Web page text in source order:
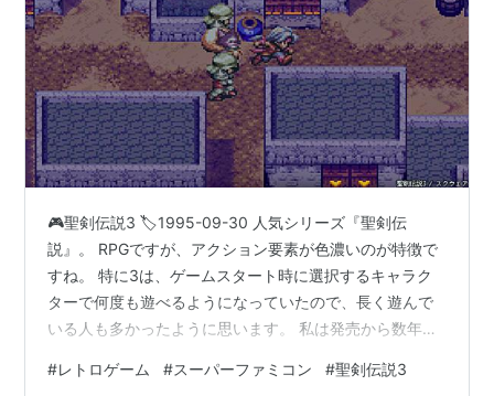
🎮聖剣伝説3 🏷️1995-09-30 人気シリーズ『聖剣伝
説』。 RPGですが、アクション要素が色濃いのが特徴で
すね。 特に3は、ゲームスタート時に選択するキャラク
ターで何度も遊べるようになっていたので、長く遊んで
いる人も多かったように思います。 私は発売から数年経
よる音楽も魅力のひとつで、作品の世界観をより強く印
#レトロゲーム #スーパーファミコン #聖剣伝説3